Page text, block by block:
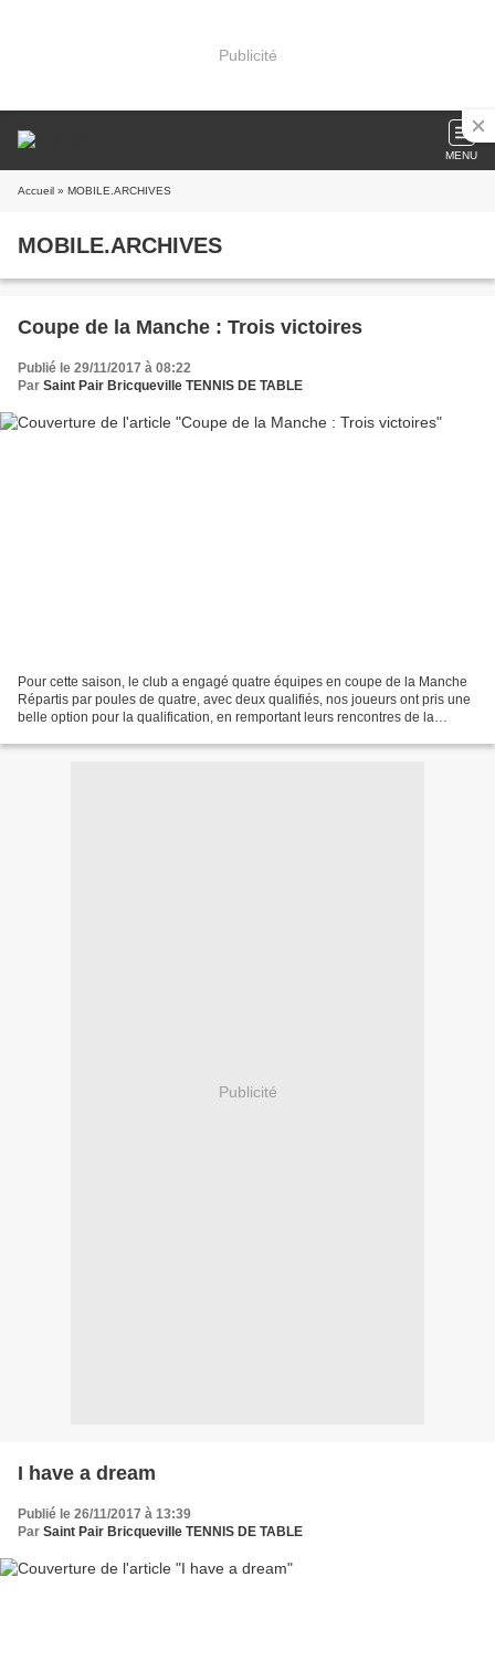
Publicité
MENU
Accueil » MOBILE.ARCHIVES
MOBILE.ARCHIVES
Coupe de la Manche : Trois victoires
Publié le 29/11/2017 à 08:22
Par Saint Pair Bricqueville TENNIS DE TABLE
Pour cette saison, le club a engagé quatre équipes en coupe de la Manche
Répartis par poules de quatre, avec deux qualifiés, nos joueurs ont pris une
belle option pour la qualification, en remportant leurs rencontres de la
Publicité
I have a dream
Publié le 26/11/2017 à 13:39
Par Saint Pair Bricqueville TENNIS DE TABLE